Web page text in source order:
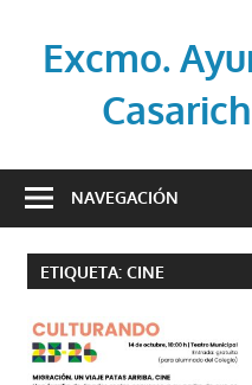
contenidoExcmo.
oficial
Ayuntamiento
de
(Sevilla)
NAVEGACIÓN
ETIQUETA: CINE